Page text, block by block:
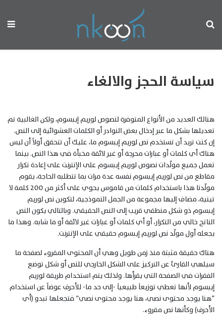
سياسة الحجز والالغاء
هنالك العديد من الأنواع المتوفرة لنصوص لوريم إيبسوم، ولكن الغالبية تم
تعديلها بشكل ما عبر إدخال بعض النوادر أو الكلمات العشوائية إلى النص.
إن كنت تريد أن تستخدم نص لوريم إيبسوم ما، عليك أن تتحقق أولاً أن ليس
هناك أي كلمات أو عبارات محرجة أو غير لائقة مخبأة في هذا النص. بينما
تعمل جميع مولّدات نصوص لوريم إيبسوم على الإنترنت على إعادة تكرار
مقاطع من نص لوريم إيبسوم نفسه عدة مرات بما تتطلبه الحاجة، يقوم
مولّدنا هذا باستخدام كلمات من قاموس يحوي على أكثر من 200 كلمة لا
تينية، مضاف إليها مجموعة من الجمل النموذجية، لتكوين نص لوريم
إيبسوم ذو شكل منطقي قريب إلى النص الحقيقي. وبالتالي يكون النص
الناتح خالي من التكرار، أو أي كلمات أو عبارات غير لائقة أو ما شابه. وهذا ما
يجعله أول مولّد نص لوريم إيبسوم حقيقي على الإنترنت.
هناك حقيقة مثبتة منذ زمن طويل وهي أن المحتوى المقروء لصفحة ما
سيلهي القارئ عن التركيز على الشكل الخارجي للنص أو شكل توضع
الفقرات في الصفحة التي يقرأها. ولذلك يتم استخدام طريقة لوريم
إيبسوم لأنها تعطي توزيعاَ طبيعياَ -إلى حد ما- للأحرف عوضاً عن استخدام
“هنا يوجد محتوى نصي، هنا يوجد محتوى نصي” فتجعلها تبدو (أي
الأحرف) وكأنها نص مقروء.